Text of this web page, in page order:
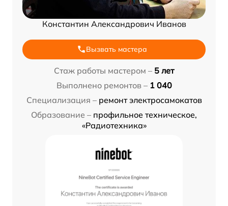
Константин Александрович Иванов
Вызвать мастера
Стаж работы мастером – 5 лет
Выполнено ремонтов – 1 040
Специализация – ремонт электросамокатов
Образование – профильное техническое,
«Радиотехника»